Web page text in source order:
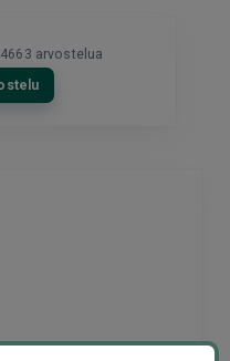
4663 arvostelua